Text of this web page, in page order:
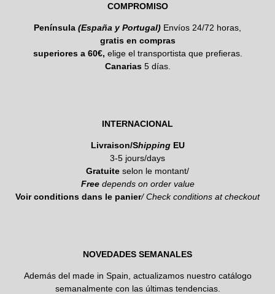
COMPROMISO
Península (España y Portugal) Envíos 24/72 horas,
gratis en compras
superiores a 60€, elige el transportista que prefieras.
Canarias5 días.
INTERNACIONAL
Livraison/ShippingEU
3-5 jours/days
Gratuite selon le montant/
Freedepends on order value
Voir conditions dans le panier/ Check conditions at checkout
NOVEDADES SEMANALES
Además del made in Spain, actualizamos nuestro catálogo
semanalmente con las últimas tendencias.